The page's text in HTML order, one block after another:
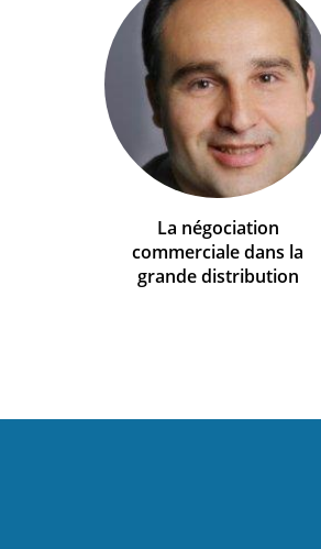
La négociation
commerciale dans la
grande distribution